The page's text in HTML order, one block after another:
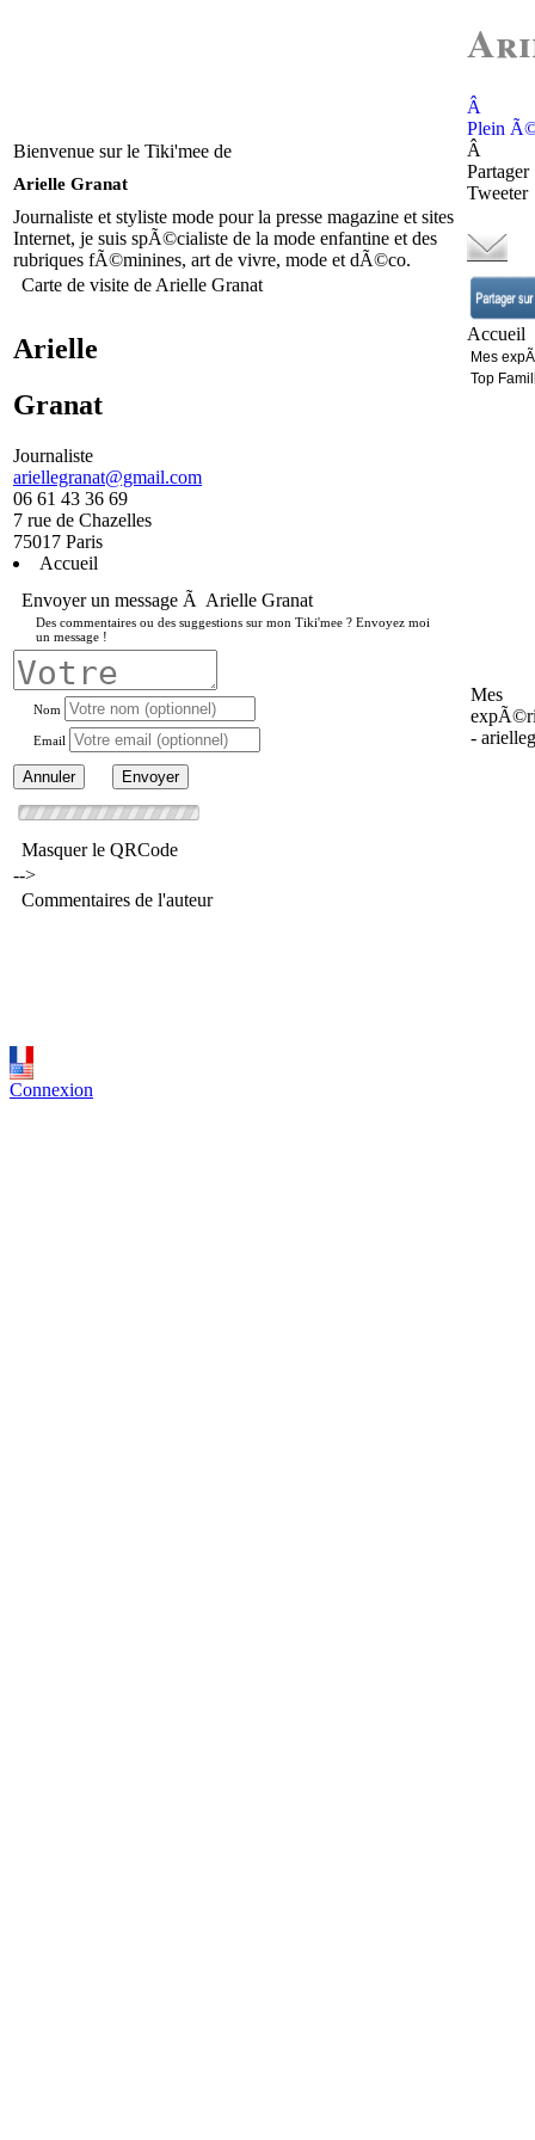
Bienvenue sur le Tiki'mee de
Arielle Granat
Journaliste et styliste mode pour la presse magazine et sites
Internet, je suis spÃ©cialiste de la mode enfantine et des
rubriques fÃ©minines, art de vivre, mode et dÃ©co.
Carte de visite de Arielle Granat
Arielle
Granat
Journaliste
ariellegranat@gmail.com
06 61 43 36 69
7 rue de Chazelles
75017 Paris
Accueil
Envoyer un message Ã Arielle Granat
Des commentaires ou des suggestions sur mon Tiki'mee ? Envoyez moi
un message !
Nom
Email
Masquer le QRCode
-->
Commentaires de l'auteur
Â
Plein
Â
Partager
Tweeter
Accueil
Mes
Top
Mes
-
Connexion